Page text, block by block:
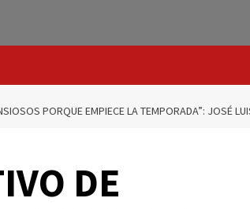
PORQUE EMPIECE LA TEMPORADA”: JOSÉ
DE